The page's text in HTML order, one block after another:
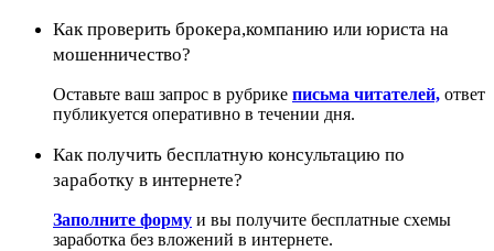
Как проверить брокера,компанию или юриста на
мошенничество?
Оставьте ваш запрос в рубрике письма читателей, ответ
публикуется оперативно в течении дня.
Как получить бесплатную консультацию по
заработку в интернете?
Заполните форму и вы получите бесплатные схемы
заработка без вложений в интернете.